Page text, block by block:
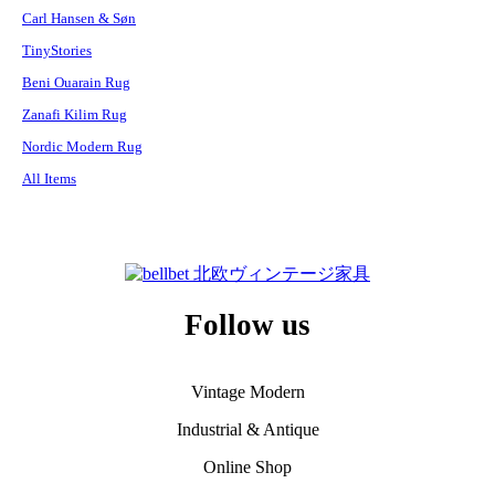
Carl Hansen & Søn
TinyStories
Beni Ouarain Rug
Zanafi Kilim Rug
Nordic Modern Rug
All Items
Follow us
Vintage Modern
Industrial & Antique
Online Shop